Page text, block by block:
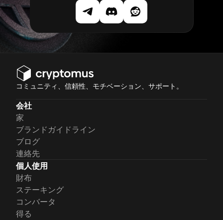
コミュニティ、信頼性、モチベーション、サポート。
会社
家
ブランドガイドライン
ブログ
連絡先
個人使用
財布
ステーキング
コンバータ
得る